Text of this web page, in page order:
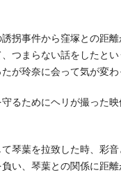
拐事件から窪塚との距
つまらない話をしたと
が玲奈に会って気が変わ
るためにヘリが撮った
琴葉を拉致した時、彩
い、琴葉との関係に距